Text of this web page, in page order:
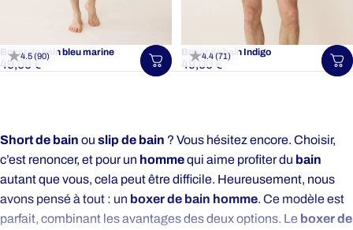
4.5 (90)
Choisir une taille
Boxer de bain bleu marine
49,00 €
4.4 (71)
Boxer de bain Indigo
49,00 €
Short de bain ou slip de bain ? Vous hésitez encore. Choisir,
c’est renoncer, et pour un hommequi aime profiter du bain
autant que vous, cela peut être difficile. Heureusement, nous
avons pensé à tout : un boxer de bain homme. Ce modèle est
parfait, combinant les avantages des deux options. Le boxer de